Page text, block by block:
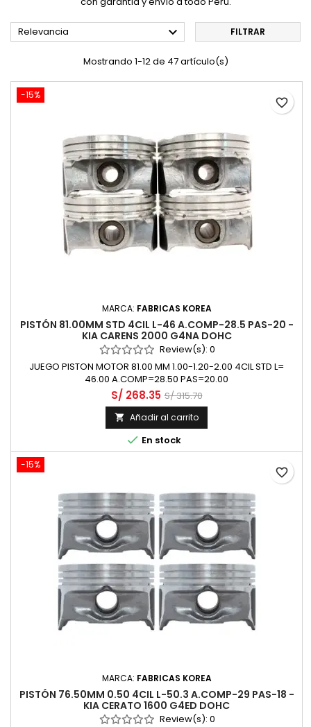
Relevancia  FILTRAR
Mostrando 1-12 de 47 artículo(s)
-15%
MARCA: FABRICAS KOREA
PISTÓN 81.00MM STD 4CIL L-46 A.COMP-28.5 PAS-20 -
KIA CARENS 2000 G4NA DOHC
Review(s): 0
JUEGO PISTON MOTOR 81.00 MM 1.00-1.20-2.00 4CIL STD L=
46.00 A.COMP=28.50 PAS=20.00
S/ 268.35 S/ 315.70
 Añadir al carrito
 En stock
favorite_border
-15%
MARCA: FABRICAS KOREA
PISTÓN 76.50MM 0.50 4CIL L-50.3 A.COMP-29 PAS-18 -
KIA CERATO 1600 G4ED DOHC
Review(s): 0
favorite_border